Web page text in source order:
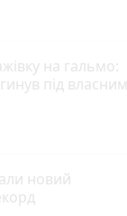
на гальмо:
під власним
новий